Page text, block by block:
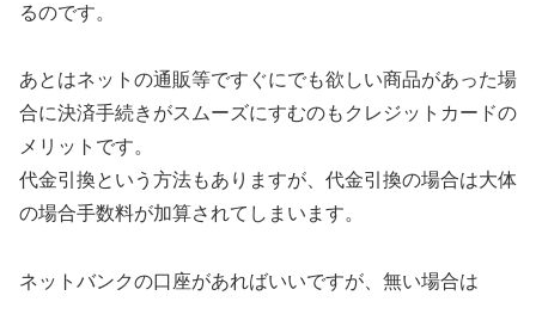
るのです。
あとはネットの通販等ですぐにでも欲しい商品があった場
合に決済手続きがスムーズにすむのもクレジットカードの
メリットです。
代金引換という方法もありますが、代金引換の場合は大体
の場合手数料が加算されてしまいます。
ネットバンクの口座があればいいですが、無い場合は